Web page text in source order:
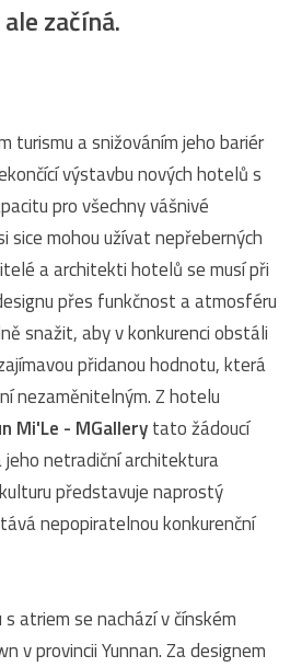
začíná.
turismu a snižováním jeho bariér
výstavbu nových hotelů s
pro všechny vášnivé
sice mohou užívat nepřeberných
a architekti hotelů se musí při
přes funkčnost a atmosféru
snažit, aby v konkurenci obstáli
přidanou hodnotu, která
nezaměnitelným. Z hotelu
Mi'Le - MGallerytato žádoucí
jeho netradiční architektura
představuje naprostý
nepopiratelnou konkurenční
atriem se nachází v čínském
v provincii Yunnan. Za designem